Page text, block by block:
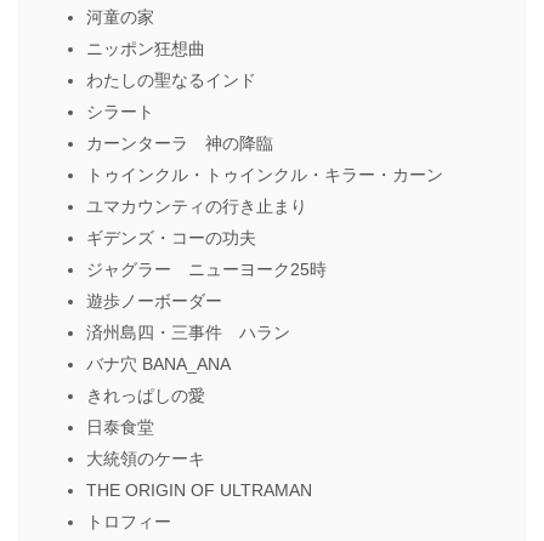
河童の家
ニッポン狂想曲
わたしの聖なるインド
シラート
カーンターラ 神の降臨
トゥインクル・トゥインクル・キラー・カーン
ユマカウンティの行き止まり
ギデンズ・コーの功夫
ジャグラー ニューヨーク25時
遊歩ノーボーダー
済州島四・三事件 ハラン
バナ穴 BANA_ANA
きれっぱしの愛
日泰食堂
大統領のケーキ
THE ORIGIN OF ULTRAMAN
トロフィー